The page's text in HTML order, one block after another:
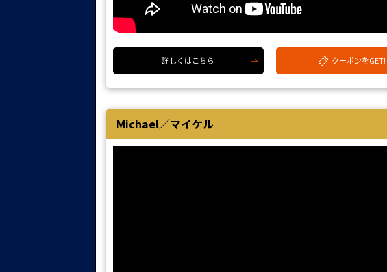
詳しくはこちら クーポンをGET!
Michael／マイケル